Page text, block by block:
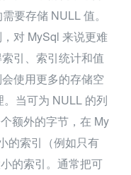
要存储 NULL 值。
对 MySql 来说更难
引、索引统计和值
使用更多的存储空
当可为 NULL 的列
额外的字节，在 My
的索引（例如只有
的索引。通常把可